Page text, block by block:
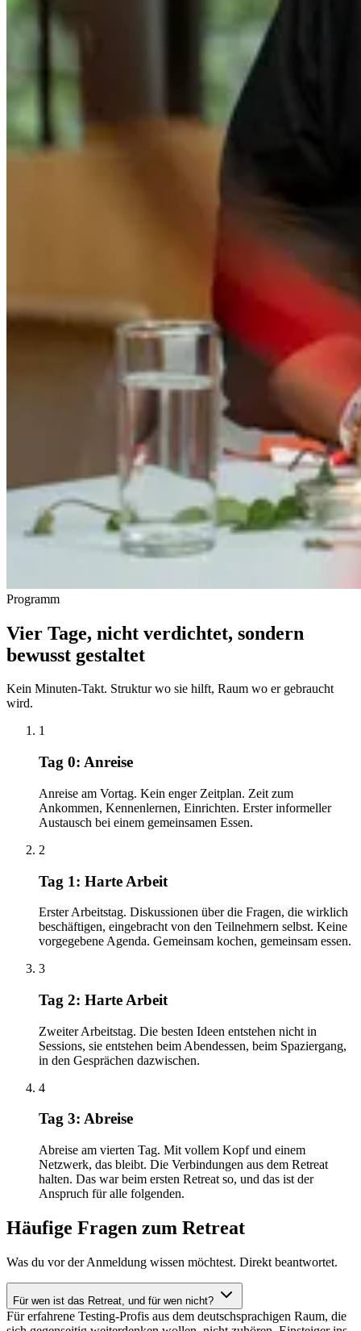
Programm
Vier Tage, nicht verdichtet, sondern
bewusst gestaltet
Kein Minuten-Takt. Struktur wo sie hilft, Raum wo er gebraucht
wird.
1
Tag 0: Anreise
Anreise am Vortag. Kein enger Zeitplan. Zeit zum
Ankommen, Kennenlernen, Einrichten. Erster informeller
Austausch bei einem gemeinsamen Essen.
2
Tag 1: Harte Arbeit
Erster Arbeitstag. Diskussionen über die Fragen, die wirklich
beschäftigen, eingebracht von den Teilnehmern selbst. Keine
vorgegebene Agenda. Gemeinsam kochen, gemeinsam essen.
3
Tag 2: Harte Arbeit
Zweiter Arbeitstag. Die besten Ideen entstehen nicht in
Sessions, sie entstehen beim Abendessen, beim Spaziergang,
in den Gesprächen dazwischen.
4
Tag 3: Abreise
Abreise am vierten Tag. Mit vollem Kopf und einem
Netzwerk, das bleibt. Die Verbindungen aus dem Retreat
halten. Das war beim ersten Retreat so, und das ist der
Anspruch für alle folgenden.
Häufige Fragen zum Retreat
Was du vor der Anmeldung wissen möchtest. Direkt beantwortet.
Für wen ist das Retreat, und für wen nicht?
Für erfahrene Testing-Profis aus dem deutschsprachigen Raum, die